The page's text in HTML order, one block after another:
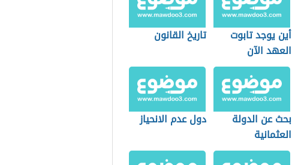
أين يوجد تابوت
العهد الآن
تاريخ القانون
بحث عن الدولة
العثمانية
دول عدم الانحياز